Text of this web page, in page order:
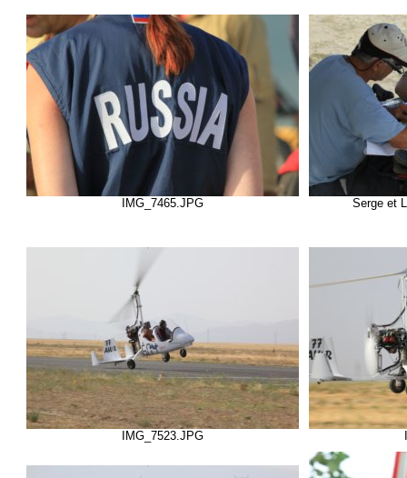
IMG_7465.JPG Serge et
IMG_7523.JPG